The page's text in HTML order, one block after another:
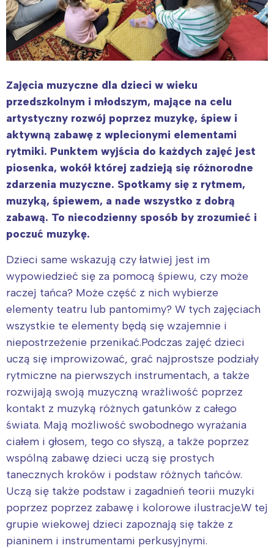
Zajęcia muzyczne dla dzieci w wieku
przedszkolnym i młodszym, mające na celu
artystyczny rozwój poprzez muzykę, śpiew i
aktywną zabawę z wplecionymi elementami
rytmiki. Punktem wyjścia do każdych zajęć jest
piosenka, wokół której zadzieją się różnorodne
zdarzenia muzyczne. Spotkamy się z rytmem,
muzyką, śpiewem, a nade wszystko z dobrą
zabawą. To niecodzienny sposób by zrozumieć i
poczuć muzykę.
Dzieci same wskazują czy łatwiej jest im
wypowiedzieć się za pomocą śpiewu, czy może
raczej tańca? Może część z nich wybierze
elementy teatru lub pantomimy? W tych zajęciach
wszystkie te elementy będą się wzajemnie i
niepostrzeżenie przenikać.Podczas zajęć dzieci
uczą się improwizować, grać najprostsze podziały
rytmiczne na pierwszych instrumentach, a także
rozwijają swoją muzyczną wrażliwość poprzez
kontakt z muzyką różnych gatunków z całego
świata. Mają możliwość swobodnego wyrażania
ciałem i głosem, tego co słyszą, a także poprzez
wspólną zabawę dzieci uczą się prostych
tanecznych kroków i podstaw różnych tańców.
Uczą się także podstaw i zagadnień teorii muzyki
poprzez poprzez zabawę i kolorowe ilustracje.W tej
grupie wiekowej dzieci zapoznają się także z
pianinem i instrumentami perkusyjnymi.